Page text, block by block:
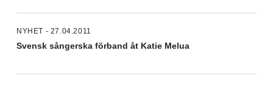
NYHET - 27.04.2011
Svensk sångerska förband åt Katie Melua